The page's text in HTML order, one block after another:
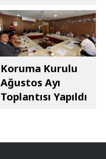
Koruma Kurulu
Ağustos Ayı
Toplantısı Yapıldı